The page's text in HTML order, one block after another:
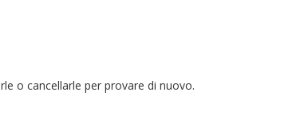
o cancellarle per provare di nuovo.